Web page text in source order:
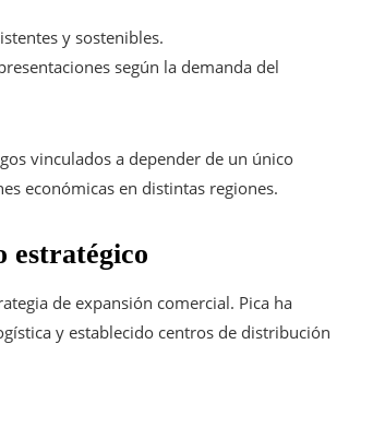
y sostenibles.
según la demanda del
vinculados a depender de un único
económicas en distintas regiones.
estratégico
de expansión comercial. Pica ha
y establecido centros de distribución